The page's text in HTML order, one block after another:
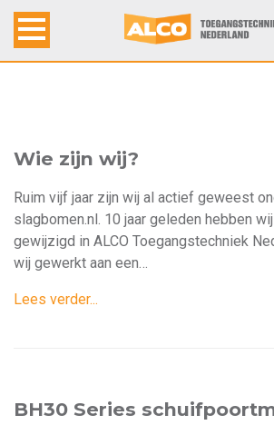
Producten
Werkwijze
Wie zijn wij?
Ruim vijf jaar zijn wij al actief geweest
slagbomen.nl. 10 jaar geleden hebben
gewijzigd in ALCO Toegangstechniek
wij gewerkt aan een…
Lees verder...
BH30 Series